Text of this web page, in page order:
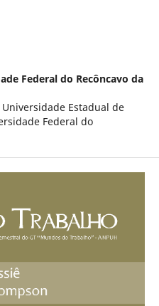
Federal do Recôncavo da
Estadual de
Federal do